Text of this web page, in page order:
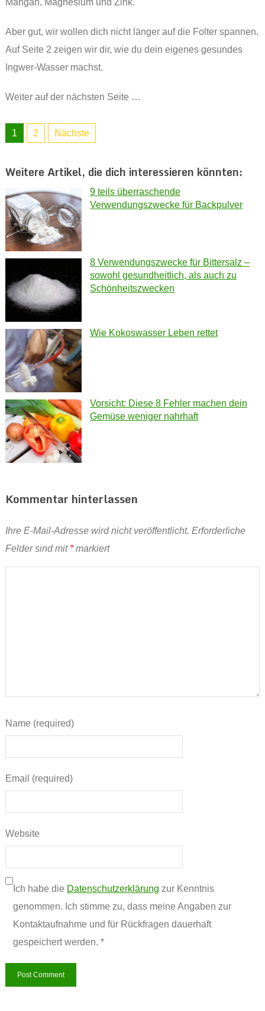
Aber gut, wir wollen dich nicht länger auf die Folter spannen.
Auf Seite 2 zeigen wir dir, wie du dein eigenes gesundes
Ingwer-Wasser machst.
Weiter auf der nächsten Seite …
1 2 Nächste
Weitere Artikel, die dich interessieren könnten:
9 teils überraschende
Verwendungszwecke für Backpulver
8 Verwendungszwecke für Bittersalz –
sowohl gesundheitlich, als auch zu
Schönheitszwecken
Wie Kokoswasser Leben rettet
Vorsicht: Diese 8 Fehler machen dein
Gemüse weniger nahrhaft
Kommentar hinterlassen
Ihre E-Mail-Adresse wird nicht veröffentlicht. Erforderliche
Felder sind mit *markiert
Name (required)
Email (required)
Website
Ich habe die Datenschutzerklärung zur Kenntnis
genommen. Ich stimme zu, dass meine Angaben zur
Kontaktaufnahme und für Rückfragen dauerhaft
gespeichert werden. *